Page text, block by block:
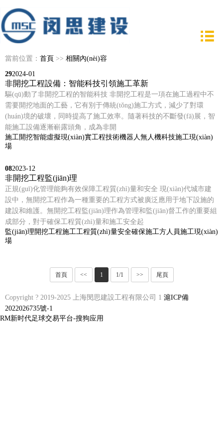
當前位置： 首頁 >> 相關內(nèi)容
292024-01
非開挖工程設備：智能科技引領施工革新
驅(qū)動了非開挖工程的智能科技 非開挖工程是一項在施工過程中不
需要開挖地面的工藝，它有別于傳統(tǒng)施工方式，減少了對環
(huán)境的破壞，同時提高了施工效率。隨著科技的不斷發(fā)展，智
能施工設備逐漸嶄露頭角，成為非開
施工開挖智能虛擬現(xiàn)實工程技術機器人無人機科技施工現(xiàn)
場
082023-12
非開挖工程監(jiān)理
正規(guī)化管理能夠有效保障工程質(zhì)量和安全 現(xiàn)代城市建
設中，無開挖工程作為一種重要的工程方式被廣泛應用于地下設施的
建設和維護。無開挖工程監(jiān)理作為管理和監(jiān)督工作的重要組
成部分，對于確保工程質(zhì)量和施工安全起
監(jiān)理開挖工程施工工程質(zhì)量安全確保施工方人員施工現(xiàn)
場
首頁 << 1 1/1 >> 尾頁
Copyright ? 2019-2025 上海閔思建設工程有限公司 1 滬ICP備
2022026735號-1
RM新时代足球交易平台-搜狗应用